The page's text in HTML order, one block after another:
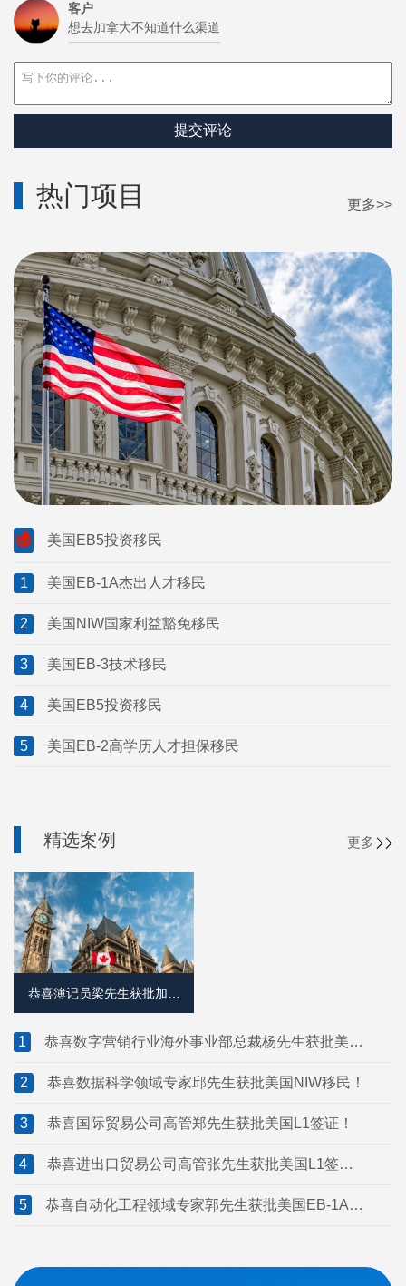
客户
想去加拿大不知道什么渠道
提交评论
热门项目 更多>>
美国EB5投资移民
1 美国EB-1A杰出人才移民
2 美国NIW国家利益豁免移民
3 美国EB-3技术移民
4 美国EB5投资移民
5 美国EB-2高学历人才担保移民
精选案例 更多
恭喜簿记员梁先生获批加拿
大萨省雇主担保移民！
1
恭喜数字营销行业海外事业部总裁杨先生获批美国
2
恭喜数据科学领域专家邱先生获批美国NIW移民！
3 恭喜国际贸易公司高管郑先生获批美国L1签证！
4
恭喜进出口贸易公司高管张先生获批美国L1签
5
恭喜自动化工程领域专家郭先生获批美国EB-1A移